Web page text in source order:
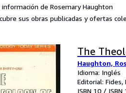
información de Rosemary Haughton
sus obras publicadas y ofertas
The
Haughton,
Idioma: Inglés
Editorial: Fides,
ISBN 10 / ISBN